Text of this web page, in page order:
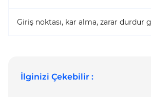
Giriş noktası, kar alma, zarar durdur
İlginizi Çekebilir :